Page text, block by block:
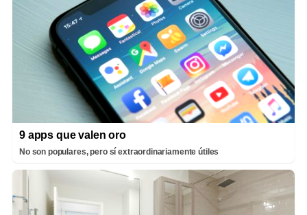
9 apps que valen oro
No son populares, pero sí extraordinariamente útiles